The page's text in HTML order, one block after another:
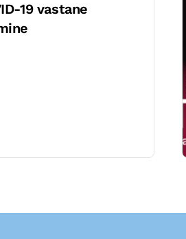
19 vastane